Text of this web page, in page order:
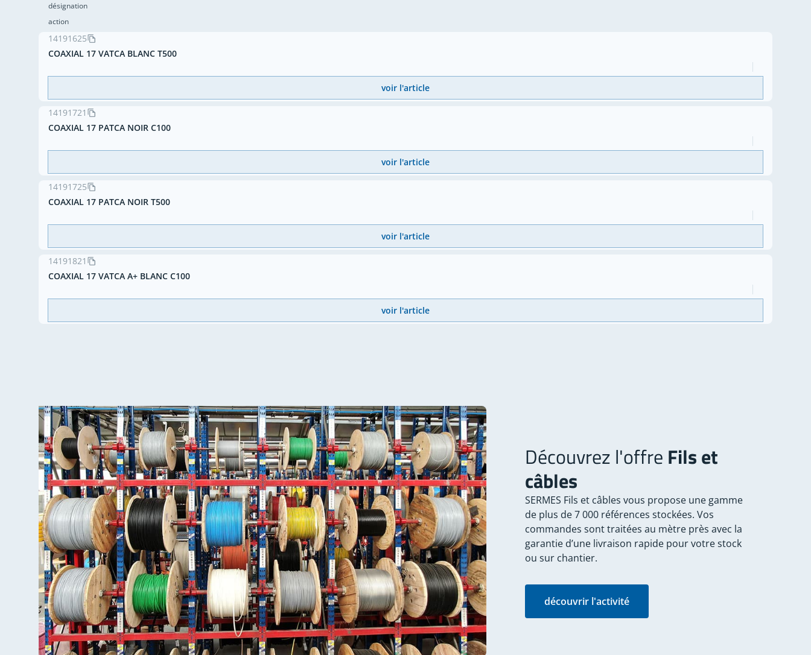
désignation
action
14191625
COAXIAL 17 VATCA BLANC T500
voir l'article
14191721
COAXIAL 17 PATCA NOIR C100
voir l'article
14191725
COAXIAL 17 PATCA NOIR T500
voir l'article
14191821
COAXIAL 17 VATCA A+ BLANC C100
voir l'article
Découvrez l'offre Fils et
câbles
SERMES Fils et câbles vous propose une gamme
de plus de 7 000 références stockées. Vos
commandes sont traitées au mètre près avec la
garantie d’une livraison rapide pour votre stock
ou sur chantier.
découvrir l'activité